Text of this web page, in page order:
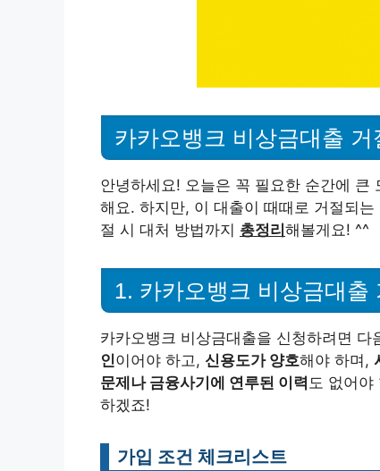
카카오뱅크 비상금대출
안녕하세요! 오늘은 꼭 필요한 순간에 큰
해요. 하지만, 이 대출이 때때로 거절되
절 시 대처 방법까지 총정리 해볼게요! ^^
1. 카카오뱅크 비상금대출
카카오뱅크 비상금대출을 신청하려면
인이어야 하고, 신용도가 양호해야 하며,
문제나 금융사기에 연루된 이력 도 없어
하겠죠!
가입 조건 체크리스트